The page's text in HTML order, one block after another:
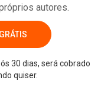
autores.
30 dias, será cobrado
quiser.